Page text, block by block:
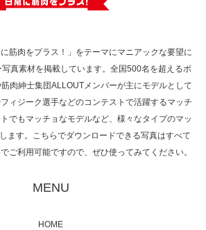
紹介さ…
（6/8放送）
筋肉をプラス！」をテーマにマニアックな要望に
真素材を掲載しています。全国500名を超えるボ
肉紳士集団ALLOUTメンバーが主にモデルとして
ィジーク選手などのコンテストで活躍するマッチ
でもマッチョなモデルなど、様々なタイプのマッ
ます。こちらでダウンロードできる写真はすべて
ご利用可能ですので、ぜひ使ってみてください。
MENU
HOME